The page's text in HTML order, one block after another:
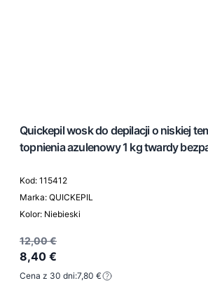
Quickepil wosk do depilacji o niskiej
topnienia azulenowy 1 kg twardy
Kod: 115412
Marka: QUICKEPIL
Kolor: Niebieski
12,00 €
8,40 €
Cena z 30 dni:7,80 €